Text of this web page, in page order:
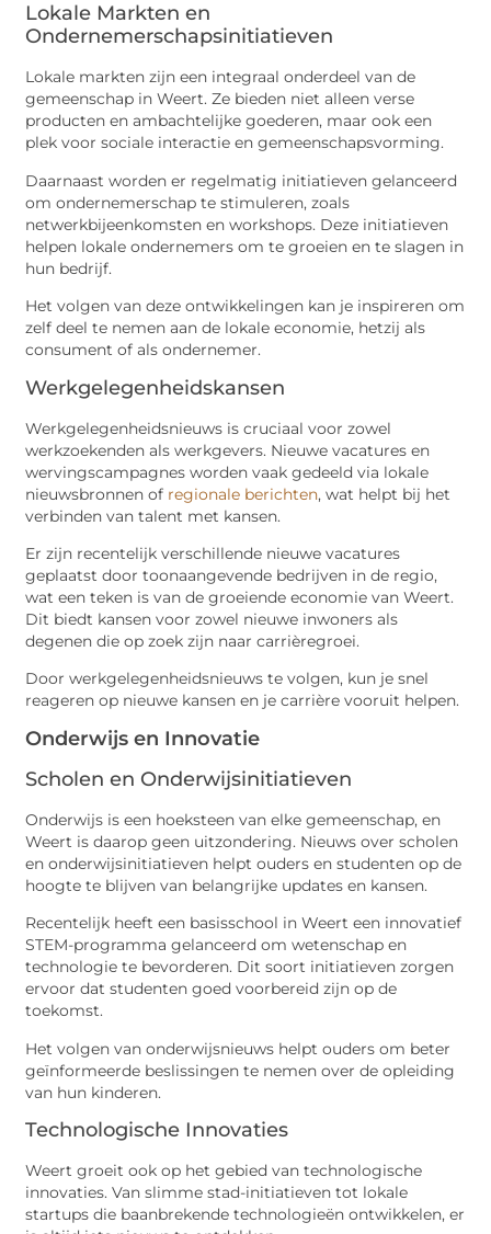
Lokale Markten en
Ondernemerschapsinitiatieven
Lokale markten zijn een integraal onderdeel van de
gemeenschap in Weert. Ze bieden niet alleen verse
producten en ambachtelijke goederen, maar ook een
plek voor sociale interactie en gemeenschapsvorming.
Daarnaast worden er regelmatig initiatieven gelanceerd
om ondernemerschap te stimuleren, zoals
netwerkbijeenkomsten en workshops. Deze initiatieven
helpen lokale ondernemers om te groeien en te slagen in
hun bedrijf.
Het volgen van deze ontwikkelingen kan je inspireren om
zelf deel te nemen aan de lokale economie, hetzij als
consument of als ondernemer.
Werkgelegenheidskansen
Werkgelegenheidsnieuws is cruciaal voor zowel
werkzoekenden als werkgevers. Nieuwe vacatures en
wervingscampagnes worden vaak gedeeld via lokale
nieuwsbronnen of regionale berichten, wat helpt bij het
verbinden van talent met kansen.
Er zijn recentelijk verschillende nieuwe vacatures
geplaatst door toonaangevende bedrijven in de regio,
wat een teken is van de groeiende economie van Weert.
Dit biedt kansen voor zowel nieuwe inwoners als
degenen die op zoek zijn naar carrièregroei.
Door werkgelegenheidsnieuws te volgen, kun je snel
reageren op nieuwe kansen en je carrière vooruit helpen.
Onderwijs en Innovatie
Scholen en Onderwijsinitiatieven
Onderwijs is een hoeksteen van elke gemeenschap, en
Weert is daarop geen uitzondering. Nieuws over scholen
en onderwijsinitiatieven helpt ouders en studenten op de
hoogte te blijven van belangrijke updates en kansen.
Recentelijk heeft een basisschool in Weert een innovatief
STEM-programma gelanceerd om wetenschap en
technologie te bevorderen. Dit soort initiatieven zorgen
ervoor dat studenten goed voorbereid zijn op de
toekomst.
Het volgen van onderwijsnieuws helpt ouders om beter
geïnformeerde beslissingen te nemen over de opleiding
van hun kinderen.
Technologische Innovaties
Weert groeit ook op het gebied van technologische
innovaties. Van slimme stad-initiatieven tot lokale
startups die baanbrekende technologieën ontwikkelen, er